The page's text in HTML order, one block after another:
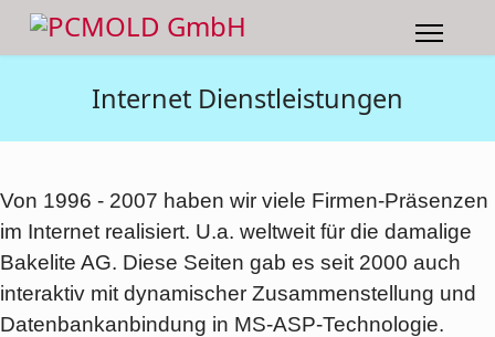
Internet Dienstleistungen
Von 1996 - 2007 haben wir viele Firmen-Präsenzen
im Internet realisiert. U.a. weltweit für die damalige
Bakelite AG. Diese Seiten gab es seit 2000 auch
interaktiv mit dynamischer Zusammenstellung und
Datenbankanbindung in MS-ASP-Technologie.